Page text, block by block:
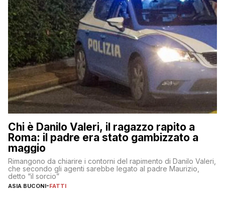
Chi è Danilo Valeri, il ragazzo rapito a
Roma: il padre era stato gambizzato a
maggio
Rimangono da chiarire i contorni del rapimento di Danilo Valeri,
che secondo gli agenti sarebbe legato al padre Maurizio,
detto “il sorcio”
ASIA BUCONI-FATTI